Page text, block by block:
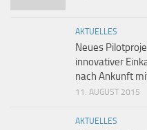
AKTUELLES
Neues
innovativer
nach Ankunft
11. AUGUST 2015
AKTUELLES